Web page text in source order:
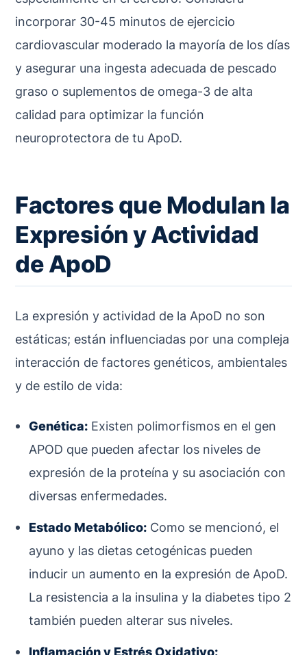
incorporar 30-45 minutos de ejercicio
cardiovascular moderado la mayoría de los días
y asegurar una ingesta adecuada de pescado
graso o suplementos de omega-3 de alta
calidad para optimizar la función
neuroprotectora de tu ApoD.
Factores que Modulan la
Expresión y Actividad
de ApoD
La expresión y actividad de la ApoD no son
estáticas; están influenciadas por una compleja
interacción de factores genéticos, ambientales
y de estilo de vida:
Genética: Existen polimorfismos en el gen
APOD que pueden afectar los niveles de
expresión de la proteína y su asociación con
diversas enfermedades.
Estado Metabólico: Como se mencionó, el
ayuno y las dietas cetogénicas pueden
inducir un aumento en la expresión de ApoD.
La resistencia a la insulina y la diabetes tipo 2
también pueden alterar sus niveles.
Inflamación y Estrés Oxidativo: